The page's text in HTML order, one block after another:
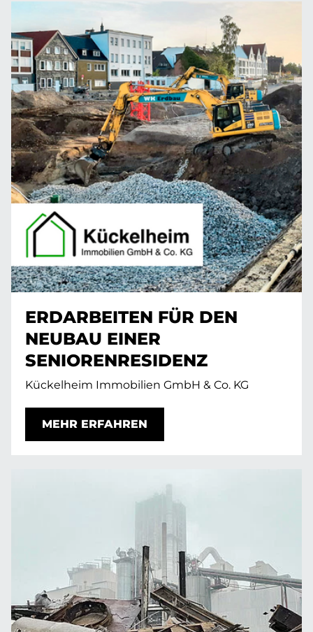
ERDARBEITEN FÜR DEN
NEUBAU EINER
SENIORENRESIDENZ
Kückelheim Immobilien GmbH & Co. KG
MEHR ERFAHREN